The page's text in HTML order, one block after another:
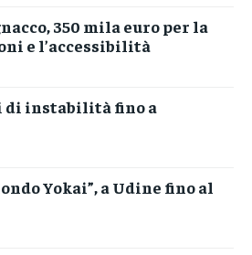
350 mila euro per la
e l’accessibilità
di instabilità fino a
Yokai”, a Udine fino al